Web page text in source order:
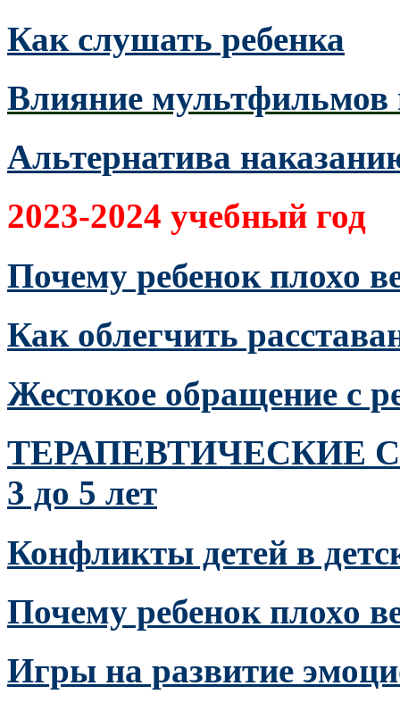
Как слушать ребенка
Влияние мультфильмов
Альтернатива
2023-2024 учебный год
Почему ребенок плохо
Как облегчить
Жестокое обращение с
ТЕРАПЕВТИЧЕСКИЕ
3 до 5 лет
Конфликты детей в
Почему ребенок плохо
Игры на развитие